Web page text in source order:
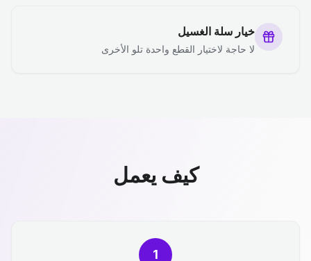
خيار سلة الغسيل
لا حاجة لاختيار القطع واحدة تلو الأخرى
كيف يعمل
1